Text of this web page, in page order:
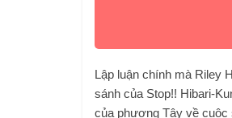
Lập luận chính mà Riley
sánh của Stop!! Hibari-
của phương Tây về cuộc